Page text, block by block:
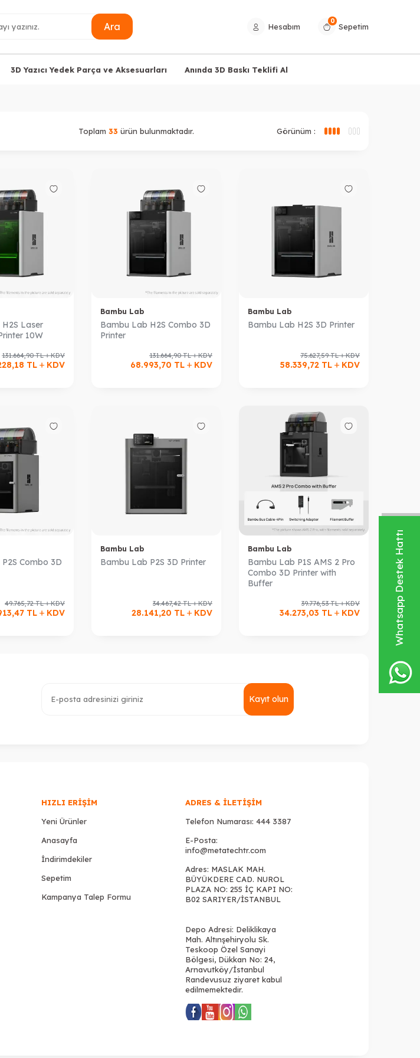
Whatsapp Destek Hattı
Ara Hesabım
0
Sepetim
3D Yazıcı Yedek Parça ve Aksesuarları Anında 3D Baskı Teklifi Al
Toplam 33 ürün bulunmaktadır. Görünüm :
Laser
10W
131.664,90TL KDV
TL KDV
Bambu Lab
Bambu Lab H2S Combo 3D
Printer
131.664,90TL KDV
68.993,70 TL KDV
Bambu Lab
Bambu Lab H2S 3D Printer
75.627,59TL KDV
58.339,72 TL KDV
Combo 3D
49.765,72TL KDV
TL KDV
Bambu Lab
Bambu Lab P2S 3D Printer
34.467,42TL KDV
28.141,20 TL KDV
Bambu Lab
Bambu Lab P1S AMS 2 Pro
Combo 3D Printer with
Buffer
39.776,53TL KDV
34.273,03 TL KDV
Kayıt olun
HIZLI ERIŞIM
Yeni Ürünler
Anasayfa
İndirimdekiler
Sepetim
Kampanya Talep Formu
ADRES & İLETIŞIM
Telefon Numarası: 444 3387
E-Posta:
info@metatechtr.com
Adres: MASLAK MAH.
BÜYÜKDERE CAD. NUROL
PLAZA NO: 255 İÇ KAPI NO:
B02 SARIYER/İSTANBUL
Depo Adresi: Deliklikaya
Mah. Altınşehiryolu Sk.
Teskoop Özel Sanayi
Bölgesi, Dükkan No: 24,
Arnavutköy/İstanbul
Randevusuz ziyaret kabul
edilmemektedir.